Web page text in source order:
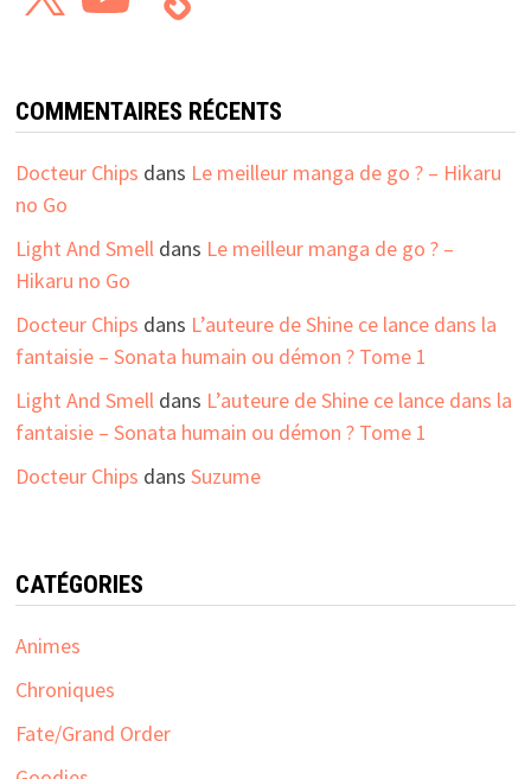
COMMENTAIRES RÉCENTS
Docteur Chips dans Le meilleur manga de go ? – Hikaru
no Go
Light And Smelldans Le meilleur manga de go ? –
Hikaru no Go
Docteur Chips dans L’auteure de Shine ce lance dans la
fantaisie – Sonata humain ou démon ? Tome 1
Light And Smelldans L’auteure de Shine ce lance dans la
fantaisie – Sonata humain ou démon ? Tome 1
Docteur Chips dans Suzume
CATÉGORIES
Animes
Chroniques
Fate/Grand Order